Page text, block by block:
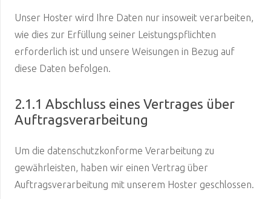
Unser Hoster wird Ihre Daten nur insoweit verarbeiten,
wie dies zur Erfüllung seiner Leistungspflichten
erforderlich ist und unsere Weisungen in Bezug auf
diese Daten befolgen.
2.1.1 Abschluss eines Vertrages über
Auftragsverarbeitung
Um die datenschutzkonforme Verarbeitung zu
gewährleisten, haben wir einen Vertrag über
Auftragsverarbeitung mit unserem Hoster geschlossen.